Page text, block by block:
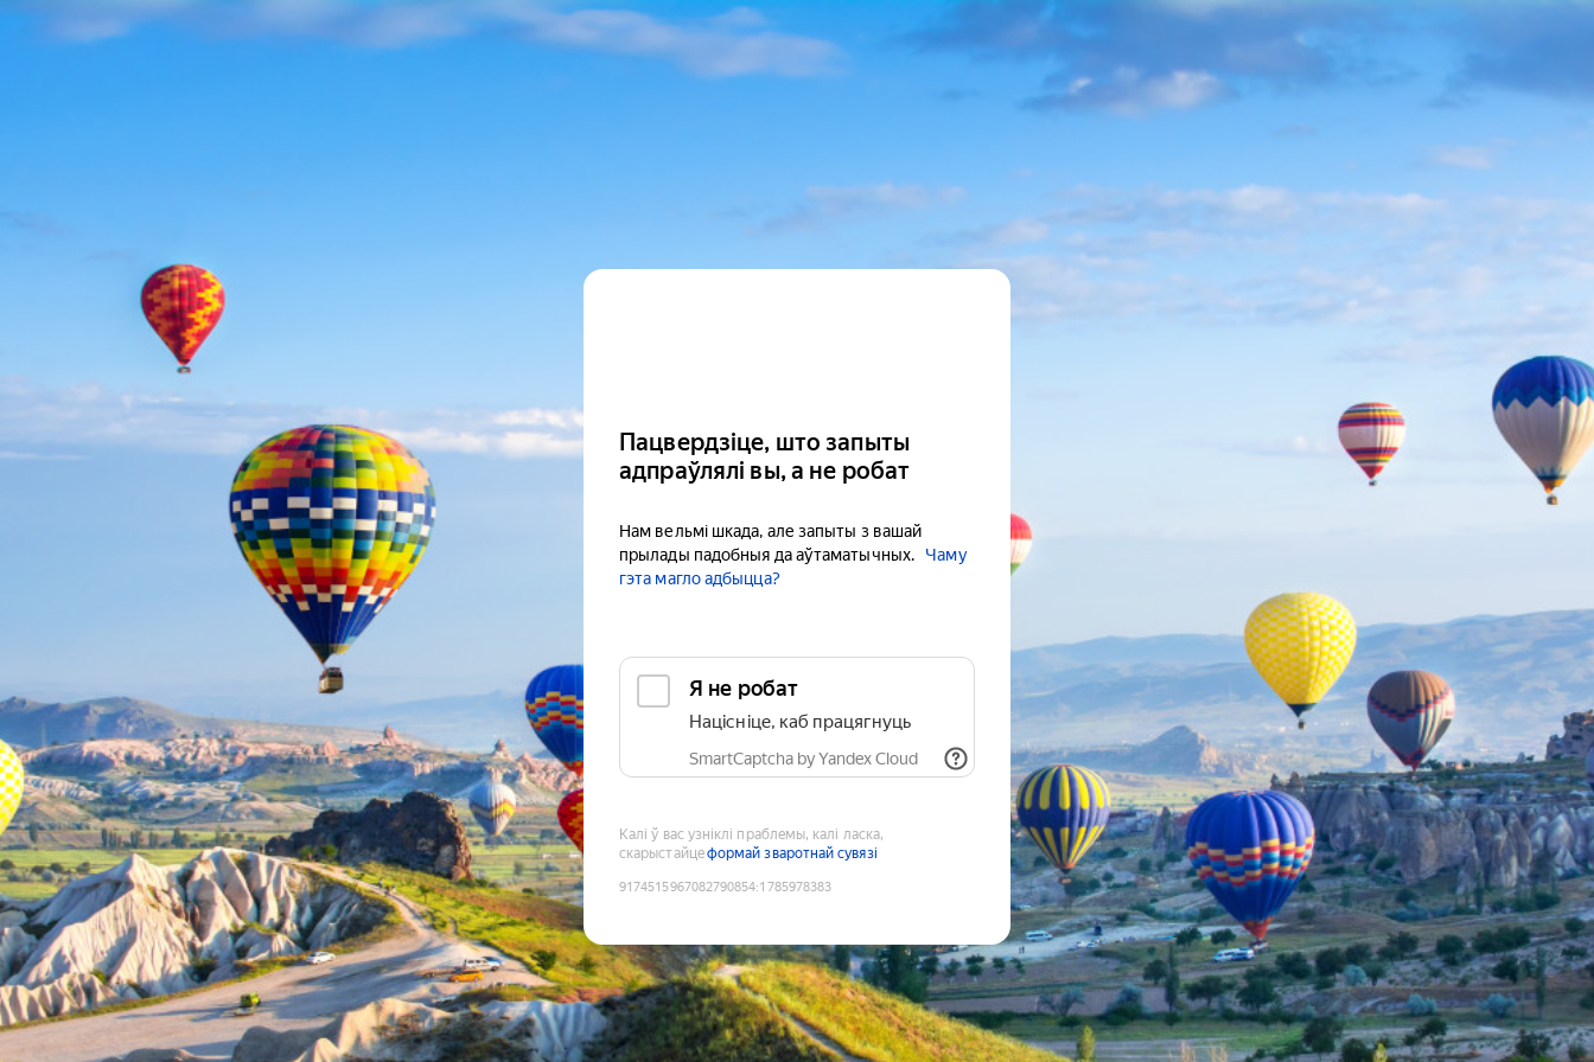
Пацвердзіце, што запыты
адпраўлялі вы, а не робат
Нам вельмі шкада, але запыты з вашай
прылады падобныя да аўтаматычных.
Чаму
гэта магло адбыцца?
Я не робат
Націсніце, каб працягнуць
SmartCaptcha by Yandex Cloud
Калі ў вас узніклі праблемы, калі ласка,
скарыстайцеформай зваротнай сувязі
9174515967082790854:1785978383